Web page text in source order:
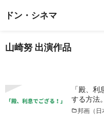
ドン・シネマ
山崎努 出演作品
「殿、
する方法
ャスト情
邦画（日